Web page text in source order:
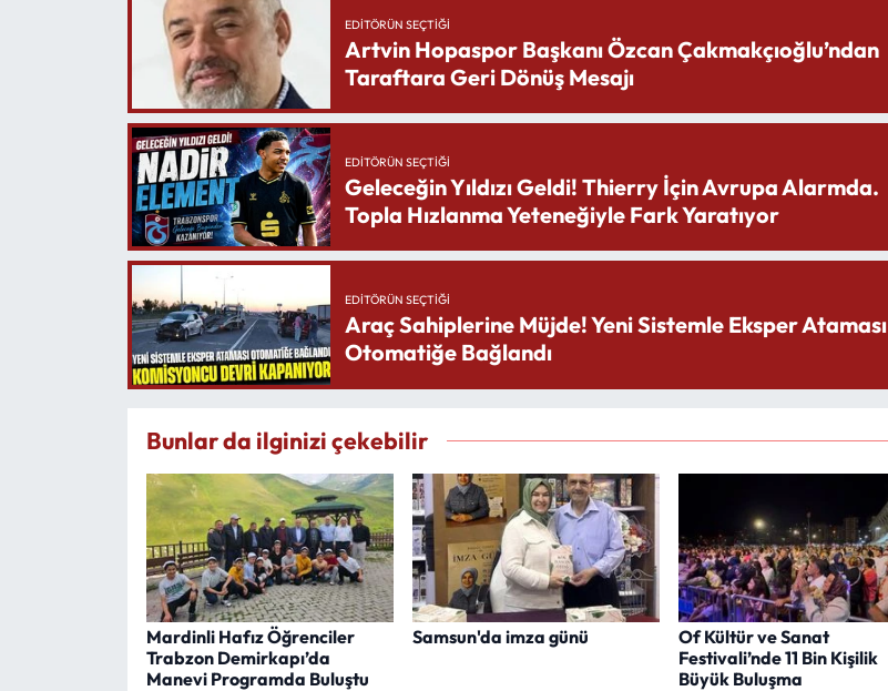
EDITÖRÜN SEÇTIĞI
Artvin Hopaspor Başkanı Özcan Çakmakçıoğlu’ndan
Taraftara Geri Dönüş Mesajı
EDITÖRÜN SEÇTIĞI
Geleceğin Yıldızı Geldi! Thierry İçin Avrupa Alarmda.
Topla Hızlanma Yeteneğiyle Fark Yaratıyor
EDITÖRÜN SEÇTIĞI
Araç Sahiplerine Müjde! Yeni Sistemle Eksper Ataması
Otomatiğe Bağlandı
Bunlar da ilginizi çekebilir
Mardinli Hafız Öğrenciler
Trabzon Demirkapı’da
Manevi Programda Buluştu
Samsun'da imza günü
Of Kültür ve Sanat
Festivali’nde 11 Bin Kişilik
Büyük Buluşma